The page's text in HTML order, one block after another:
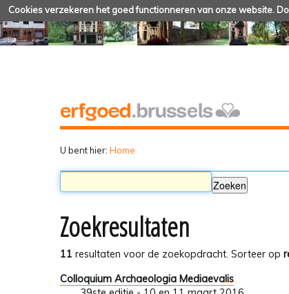
Cookies verzekeren het goed functionneren van onze website.
U bent hier: Home
Zoekresultaten
11 resultaten voor de zoekopdracht. Sorteer op
Colloquium Archaeologia Mediaevalis